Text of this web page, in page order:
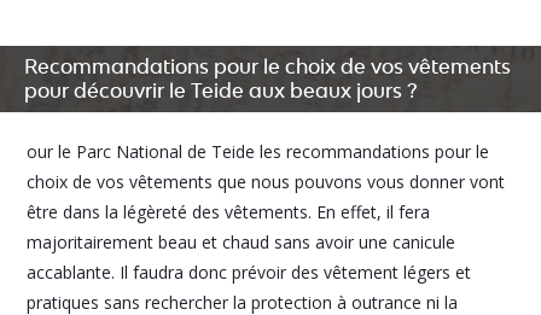
Recommandations pour le choix de vos vêtements
pour découvrir le Teide aux beaux jours ?
our le Parc National de Teide les recommandations pour le
choix de vos vêtements que nous pouvons vous donner vont
être dans la légèreté des vêtements. En effet, il fera
majoritairement beau et chaud sans avoir une canicule
accablante. Il faudra donc prévoir des vêtement légers et
pratiques sans rechercher la protection à outrance ni la